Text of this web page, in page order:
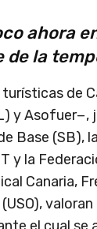
ahora
de la
de
y Asofuer−,
Base (SB),
y la
Canaria,